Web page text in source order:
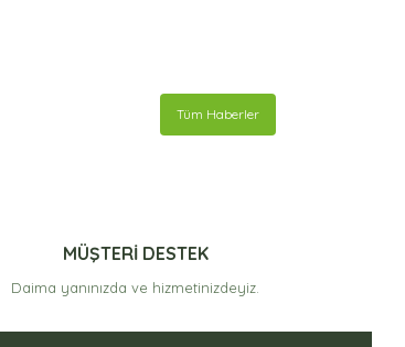
Tüm Haberler
MÜŞTERİ DESTEK
Daima yanınızda ve hizmetinizdeyiz.